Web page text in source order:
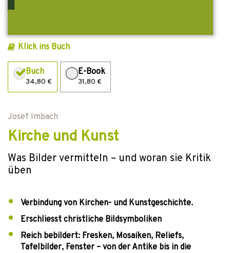
Klick ins Buch
Buch
34,80 €
E-Book
31,80 €
Josef Imbach
Kirche und Kunst
Was Bilder vermitteln – und woran sie Kritik
üben
Verbindung von Kirchen- und Kunstgeschichte.
Erschliesst christliche Bildsymboliken
Reich bebildert: Fresken, Mosaiken, Reliefs,
Tafelbilder, Fenster – von der Antike bis in die